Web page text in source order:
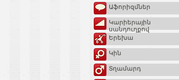
Աֆորիզմներ
Կարիերային
սանդուղքով
Երեխա
Կին
Տղամարդ